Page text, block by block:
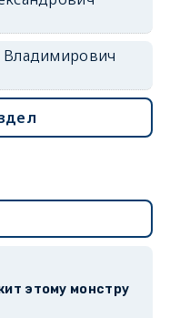
этому монстру